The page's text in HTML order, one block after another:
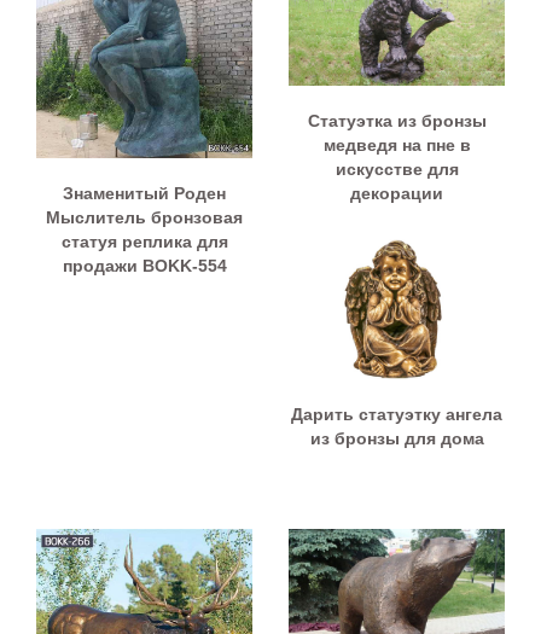
Знаменитый Роден
Мыслитель бронзовая
статуя реплика для
продажи BOKK-554
Статуэтка из бронзы
медведя на пне в
искусстве для
декорации
Дарить статуэтку ангела
из бронзы для дома